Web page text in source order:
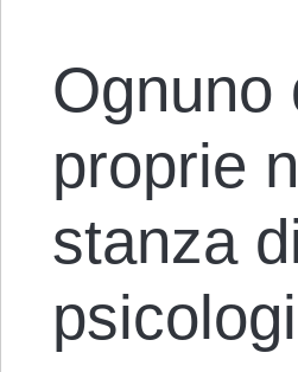
Ognuno
proprie
stanza